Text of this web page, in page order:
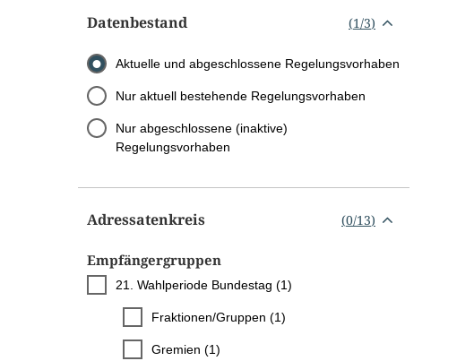
Datenbestand (1/3)
Aktuelle und abgeschlossene Regelungsvorhaben
Nur aktuell bestehende Regelungsvorhaben
Nur abgeschlossene (inaktive)
Regelungsvorhaben
Adressatenkreis (0/13)
Empfängergruppen
21. Wahlperiode Bundestag (1)
Fraktionen/Gruppen (1)
Gremien (1)